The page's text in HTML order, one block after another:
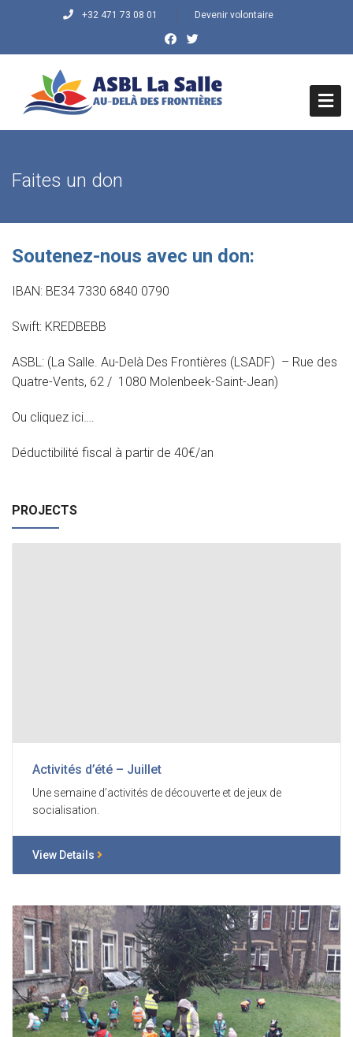
+32 471 73 08 01 Devenir volontaire
QUI SOMMES NOUS ?
Histoire du Centre
Mission/Objectifs
Vision/Valeurs
QUE FAISONS-NOUS
Nos programmes
Liens (Réseau Lasallien)
AIDEZ-NOUS
Faites un don
Soutenez-nous avec un don:
IBAN: BE34 7330 6840 0790
Swift: KREDBEBB
ASBL: (La Salle. Au-Delà Des Frontières (LSADF) – Rue des
Quatre-Vents, 62 / 1080 Molenbeek-Saint-Jean)
Ou cliquez ici….
Déductibilité fiscal à partir de 40€/an
PROJECTS
Activités d’été – Juillet
Une semaine d’activités de découverte et de jeux de
socialisation.
View Details